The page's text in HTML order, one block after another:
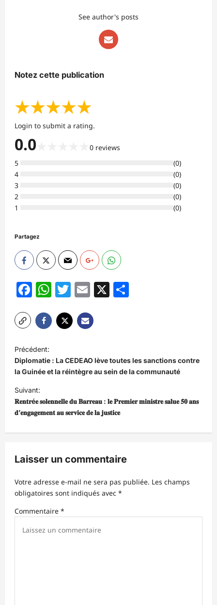
See author's posts
Notez cette publication
★★★★★
Login to submit a rating.
0.0 0 reviews
5
(0)
4
(0)
3
(0)
2
(0)
1
(0)
Partagez
Facebook
WhatsApp
Twitter
Email
X
a
v
i
g
a
t
o
n
d
’
Précédent:
Diplomatie : La CEDEAO lève toutes les sanctions contre
la Guinée et la réintègre au sein de la communauté
Suivant:
𝐑𝐞𝐧𝐭𝐫é𝐞 𝐬𝐨𝐥𝐞𝐧𝐧𝐞𝐥𝐥𝐞 𝐝𝐮 𝐁𝐚𝐫𝐫𝐞𝐚𝐮 : 𝐥𝐞 𝐏𝐫𝐞𝐦𝐢𝐞𝐫 𝐦𝐢𝐧𝐢𝐬𝐭𝐫𝐞 𝐬𝐚𝐥𝐮𝐞 𝟓𝟎 𝐚𝐧𝐬
𝐝’𝐞𝐧𝐠𝐚𝐠𝐞𝐦𝐞𝐧𝐭 𝐚𝐮 𝐬𝐞𝐫𝐯𝐢𝐜𝐞 𝐝𝐞 𝐥𝐚 𝐣𝐮𝐬𝐭𝐢𝐜𝐞 ‎
Laisser un commentaire
Votre adresse e-mail ne sera pas publiée. Les champs
obligatoires sont indiqués avec *
Commentaire *